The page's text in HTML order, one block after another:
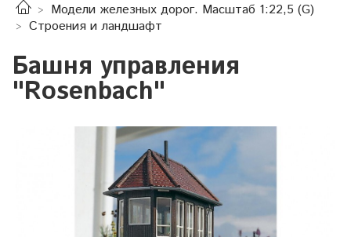
Модели железных дорог. Масштаб 1:22,5 (G)
Строения и ландшафт
Башня управления
"Rosenbach"